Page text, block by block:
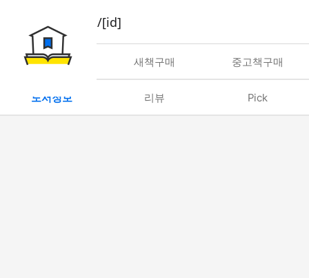
book/rent/[id]
대여 새책구매 중고책구매
도서정보 리뷰 Pick